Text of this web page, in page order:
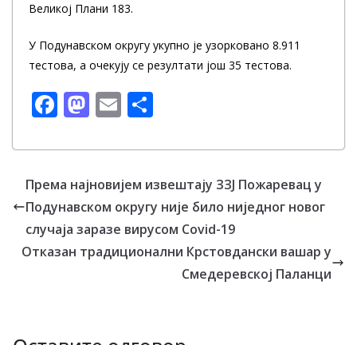
Великој Плани 183.
У Подунавском округу укупно је узорковано 8.911
тестова, а очекују се резултати још 35 тестова.
F
e
b
o
o
k
M
to
d
o
n
E
ai
l
ar
e
Према најновијем извештају ЗЗЈ Пожаревац у
Подунавском округу није било ниједног новог
случаја заразе вирусом Covid-19
Отказан традиционални Крстовдански вашар у
Смедеревској Паланци